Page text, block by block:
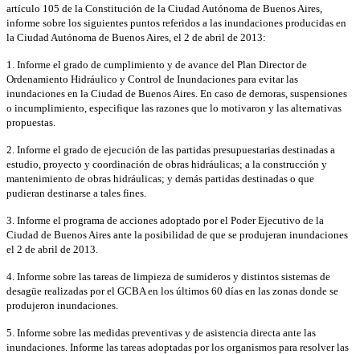
artículo 105 de la Constitución de la Ciudad Autónoma de Buenos Aires,
informe sobre los siguientes puntos referidos a las inundaciones producidas en
la Ciudad Autónoma de Buenos Aires, el 2 de abril de 2013:
1. Informe el grado de cumplimiento y de avance del Plan Director de
Ordenamiento Hidráulico y Control de Inundaciones para evitar las
inundaciones en la Ciudad de Buenos Aires. En caso de demoras, suspensiones
o incumplimiento, especifique las razones que lo motivaron y las alternativas
propuestas.
2. Informe el grado de ejecución de las partidas presupuestarias destinadas a
estudio, proyecto y coordinación de obras hidráulicas; a la construcción y
mantenimiento de obras hidráulicas; y demás partidas destinadas o que
pudieran destinarse a tales fines.
3. Informe el programa de acciones adoptado por el Poder Ejecutivo de la
Ciudad de Buenos Aires ante la posibilidad de que se produjeran inundaciones
el 2 de abril de 2013.
4. Informe sobre las tareas de limpieza de sumideros y distintos sistemas de
desagüe realizadas por el GCBA en los últimos 60 días en las zonas donde se
produjeron inundaciones.
5. Informe sobre las medidas preventivas y de asistencia directa ante las
inundaciones. Informe las tareas adoptadas por los organismos para resolver las